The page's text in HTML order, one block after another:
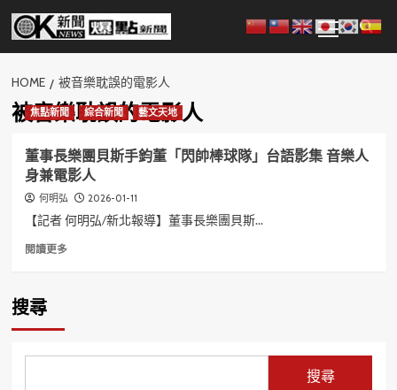
Skip
content
Menu
HOME 被音樂耽誤的電影人
被音樂耽誤的電影人
焦點新聞 綜合新聞 藝文天地
董事長樂團貝斯手鈞董「閃帥棒球隊」台語影集 音樂人
身兼電影人
何明弘 2026-01-11
【記者 何明弘/新北報導】董事長樂團貝斯...
閱讀更多Read
搜尋
搜尋